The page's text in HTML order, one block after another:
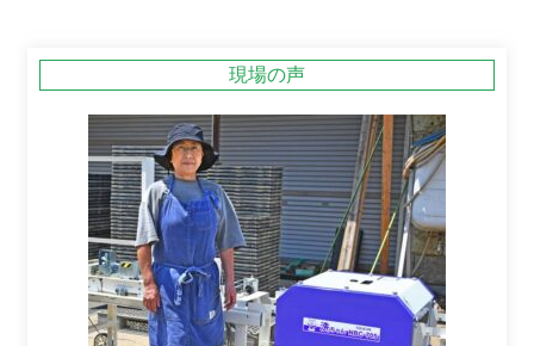
現場の声